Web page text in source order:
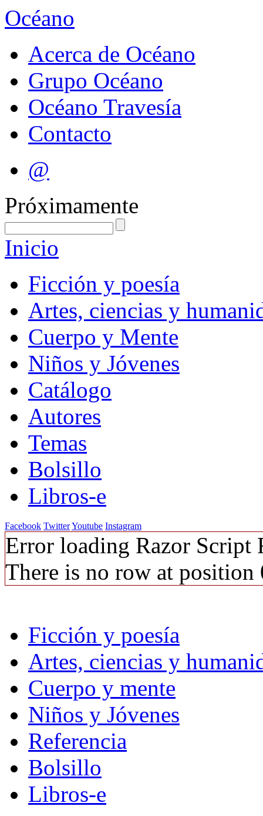
Océano
Acerca de Océano
Grupo Océano
Océano Travesía
Contacto
@
Próximamente
Inicio
Ficción y poesía
Artes, ciencias y
Cuerpo y Mente
Niños y Jóvenes
Catálogo
Autores
Temas
Bolsillo
Libros-e
Facebook TwitterYoutube Instagram
Error loading Razor Script
There is no row at position
Ficción y poesía
Artes, ciencias y
Cuerpo y mente
Niños y Jóvenes
Referencia
Bolsillo
Libros-e